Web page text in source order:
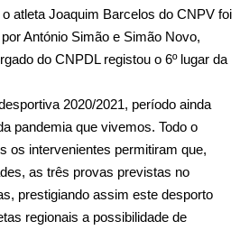
atleta Joaquim Barcelos do CNPV foi
António Simão e Simão Novo,
do CNPDL registou o 6º lugar da
2020/2021, período ainda
pandemia que vivemos. Todo o
os intervenientes permitiram que,
as três provas previstas no
prestigiando assim este desporto
regionais a possibilidade de